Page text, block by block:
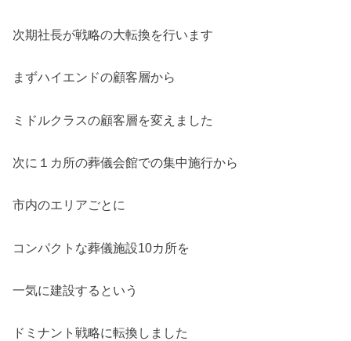
次期社長が戦略の大転換を行います
まずハイエンドの顧客層から
ミドルクラスの顧客層を変えました
次に１カ所の葬儀会館での集中施行から
市内のエリアごとに
コンパクトな葬儀施設10カ所を
一気に建設するという
ドミナント戦略に転換しました